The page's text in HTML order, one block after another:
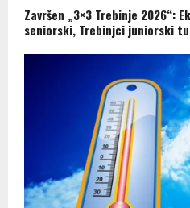
Završen „3×3 Trebinje 2026“:
seniorski, Trebinjci juniorski